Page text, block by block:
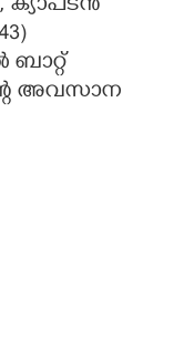
ക്യാപ്ടൻ
ബാറ്റ്
അവസാന